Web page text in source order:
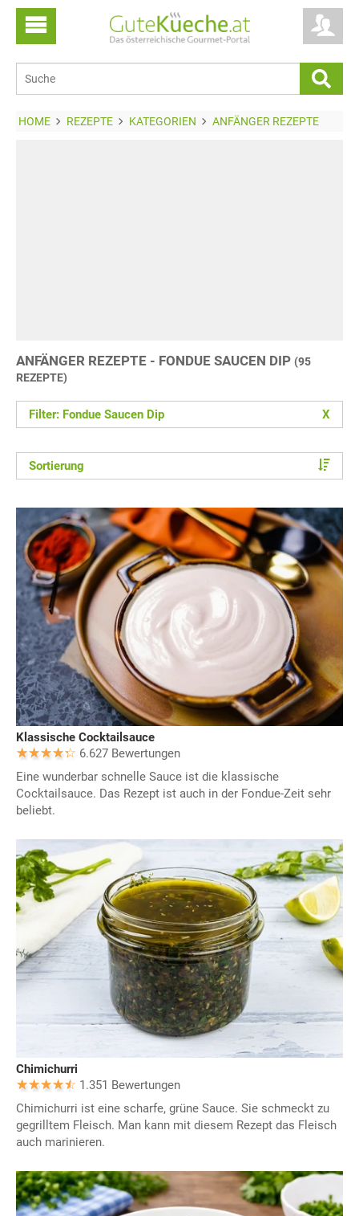
HOME REZEPTE KATEGORIEN ANFÄNGER REZEPTE
ANFÄNGER REZEPTE - FONDUE SAUCEN DIP (95
REZEPTE)
Filter: Fondue Saucen Dip X
Sortierung
Klassische Cocktailsauce
6.627 Bewertungen
Eine wunderbar schnelle Sauce ist die klassische
Cocktailsauce. Das Rezept ist auch in der Fondue-Zeit sehr
beliebt.
Chimichurri
1.351 Bewertungen
Chimichurri ist eine scharfe, grüne Sauce. Sie schmeckt zu
gegrilltem Fleisch. Man kann mit diesem Rezept das Fleisch
auch marinieren.